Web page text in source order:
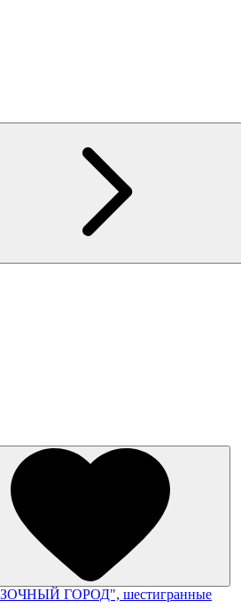
ГОРОД", шестигранные